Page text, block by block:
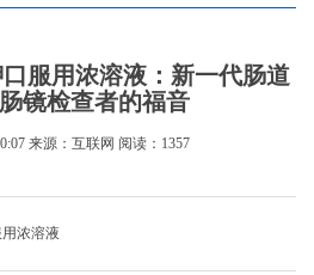
服用浓溶液：新一代肠道
镜检查者的福音
来源：互联网 阅读：1357
用浓溶液